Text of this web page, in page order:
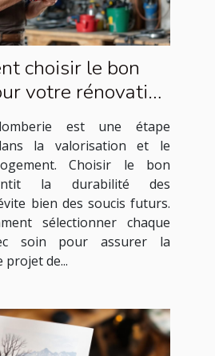
choisir le bon
votre rénovation
plomberie ?est une étape
la valorisation et le
Choisir le bon
la durabilité des
bien des soucis futurs.
sélectionner chaque
soin pour assurer la
projet de...